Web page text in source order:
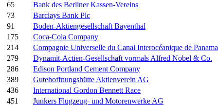
65
Bank des Berliner Kassen-Vereins
73
Barclays Bank Plc
91
Boden-Aktiengesellschaft Bayenthal
175
Coca-Cola Company
214
Compagnie Universelle du Canal Interocéanique de
279
Dynamit-Actien-Gesellschaft vormals Alfred Nobel & Co.
286
Edison Portland Cement Company
389
Gutehoffnungshütte Aktienverein AG
436
International Gordon Bennett Race
451
Junkers Flugzeug- und Motorenwerke AG